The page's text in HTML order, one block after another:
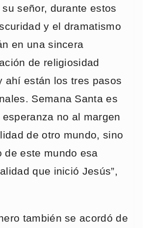
señor, durante estos
y el dramatismo
en una sincera
de religiosidad
ahí están los tres pasos
Semana Santa es
no al margen
de otro mundo, sino
de este mundo esa
que inició Jesús”,
también se acordó de